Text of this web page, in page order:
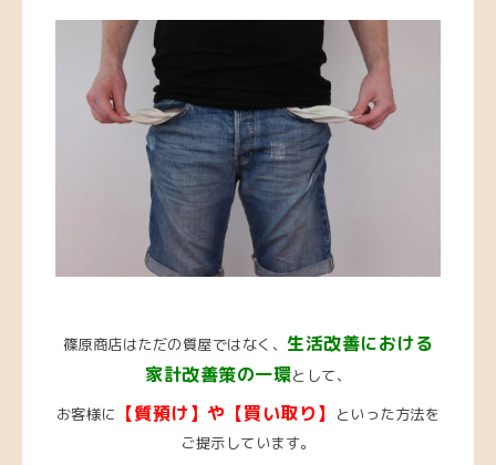
篠原商店はただの質屋ではなく、 生活改善における
家計改善策の一環として、
お客様に
【質預け】や【買い取り】
といった方法を
ご提示しています。